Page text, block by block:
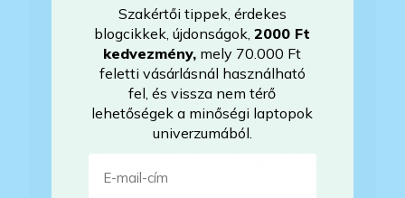
Áfás számlát tudnak adni?
Mit jelent az, hogy Windows
licenszkód van a BIOS-ban?
matricát a laptophoz?
Szakértői tippek, érdekes
blogcikkek, újdonságok,2000 Ft
kedvezmény, mely 70.000 Ft
feletti vásárlásnál használható
fel, és vissza nem térő
lehetőségek a minőségi laptopok
univerzumából.